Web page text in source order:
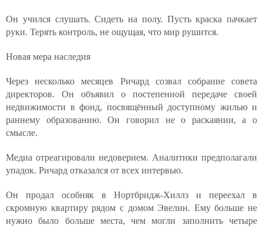
Он учился слушать. Сидеть на полу. Пусть краска пачкает
руки. Терять контроль, не ощущая, что мир рушится.
Новая мера наследия
Через несколько месяцев Ричард созвал собрание совета
директоров. Он объявил о постепенной передаче своей
недвижимости в фонд, посвящённый доступному жилью и
раннему образованию. Он говорил не о раскаянии, а о
смысле.
Медиа отреагировали недоверием. Аналитики предполагали
упадок. Ричард отказался от всех интервью.
Он продал особняк в Нортбридж-Хиллз и переехал в
скромную квартиру рядом с домом Эвелин. Ему больше не
нужно было больше места, чем могли заполнить четыре